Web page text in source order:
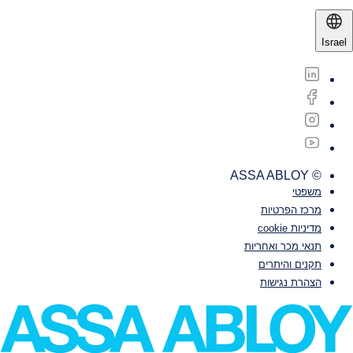
Israel
© ASSA ABLOY
משפטי‎‎
מרכז הפרטיות
מדיניות cookie
תנאי מכר ואחריות
תקנים והיתרים
הצהרת נגישות